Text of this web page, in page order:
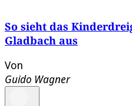
So sieht das
Gladbach aus
Von
Guido Wagner